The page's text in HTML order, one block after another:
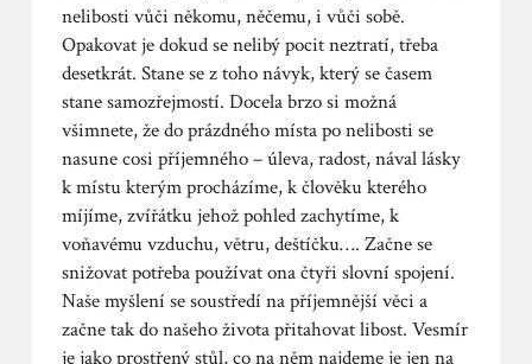
nelibosti vůči někomu, něčemu, i vůči sobě.
Opakovat je dokud se nelibý pocit neztratí, třeba
desetkrát. Stane se z toho návyk, který se časem
stane samozřejmostí. Docela brzo si možná
všimnete, že do prázdného místa po nelibosti se
nasune cosi příjemného – úleva, radost, nával lásky
k místu kterým procházíme, k člověku kterého
míjíme, zvířátku jehož pohled zachytíme, k
voňavému vzduchu, větru, deštíčku…. Začne se
snižovat potřeba používat ona čtyři slovní spojení.
Naše myšlení se soustředí na příjemnější věci a
začne tak do našeho života přitahovat libost. Vesmír
je jako prostřený stůl, co na něm najdeme je jen na